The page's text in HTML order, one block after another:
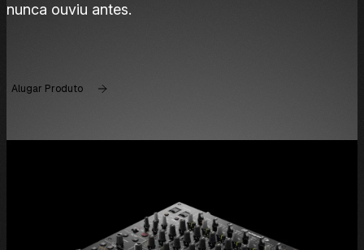
nunca ouviu antes.
Alugar Produto